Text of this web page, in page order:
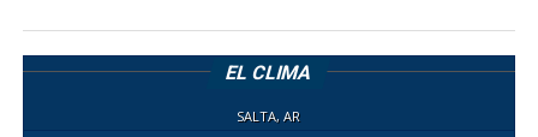
EL CLIMA
SALTA, AR